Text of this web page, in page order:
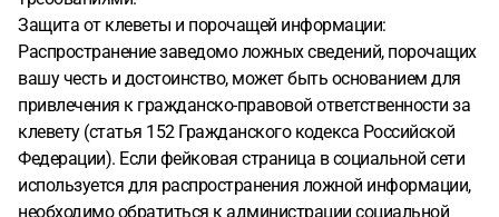
Защита от клеветы и порочащей информации:
Распространение заведомо ложных сведений, порочащих
вашу честь и достоинство, может быть основанием для
привлечения к гражданско-правовой ответственности за
клевету (статья 152 Гражданского кодекса Российской
Федерации). Если фейковая страница в социальной сети
используется для распространения ложной информации,
необходимо обратиться к администрации социальной